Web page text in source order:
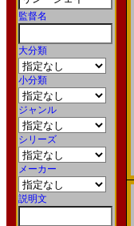
監督名
大分類
小分類
ジャンル
シリーズ
メーカー
説明文